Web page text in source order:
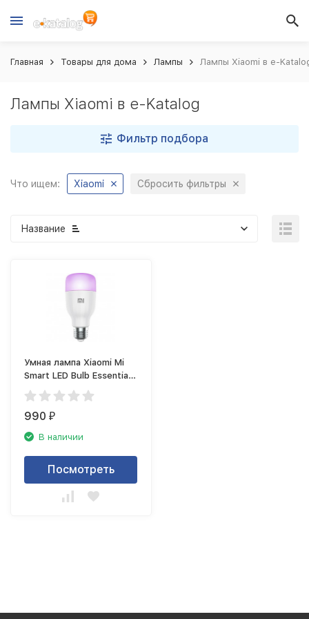
Главная Товары для дома Лампы Лампы Xiaomi в e-
Лампы Xiaomi в e-Katalog
Фильтр подбора
Что ищем: Xiaomi Сбросить фильтры
Название
Умная лампа Xiaomi Mi
Smart LED Bulb Essential
GPX4021GL
990₽
В наличии
Посмотреть